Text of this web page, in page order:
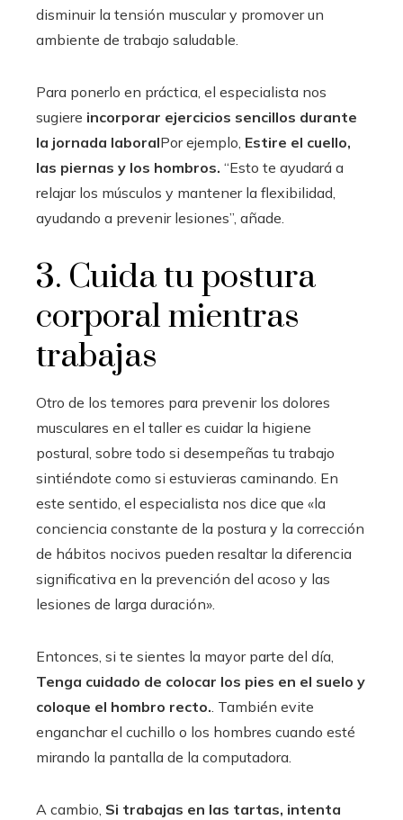
disminuir la tensión muscular y promover un
ambiente de trabajo saludable.
Para ponerlo en práctica, el especialista nos
sugiere incorporar ejercicios sencillos durante
la jornada laboralPor ejemplo, Estire el cuello,
las piernas y los hombros. “Esto te ayudará a
relajar los músculos y mantener la flexibilidad,
ayudando a prevenir lesiones”, añade.
3. Cuida tu postura
corporal mientras
trabajas
Otro de los temores para prevenir los dolores
musculares en el taller es cuidar la higiene
postural, sobre todo si desempeñas tu trabajo
sintiéndote como si estuvieras caminando. En
este sentido, el especialista nos dice que «la
conciencia constante de la postura y la corrección
de hábitos nocivos pueden resaltar la diferencia
significativa en la prevención del acoso y las
lesiones de larga duración».
Entonces, si te sientes la mayor parte del día,
Tenga cuidado de colocar los pies en el suelo y
coloque el hombro recto.. También evite
enganchar el cuchillo o los hombres cuando esté
mirando la pantalla de la computadora.
A cambio, Si trabajas en las tartas, intenta